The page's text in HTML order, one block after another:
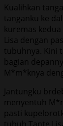
Kualihkan
tanganku ke
kuremas
Lisa dengan
tubuhnya. Kini
bagian
M*m*knya
Jantungku
menyentuh
pasti